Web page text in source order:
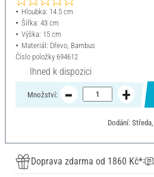
Hloubka: 14.5 cm
Šířka: 43 cm
Výška: 15 cm
Materiál: Dřevo, Bambus
Číslo položky 694612
Ihned k dispozici
Množství:
Dodání:
Doprava zdarma od 1860 Kč*